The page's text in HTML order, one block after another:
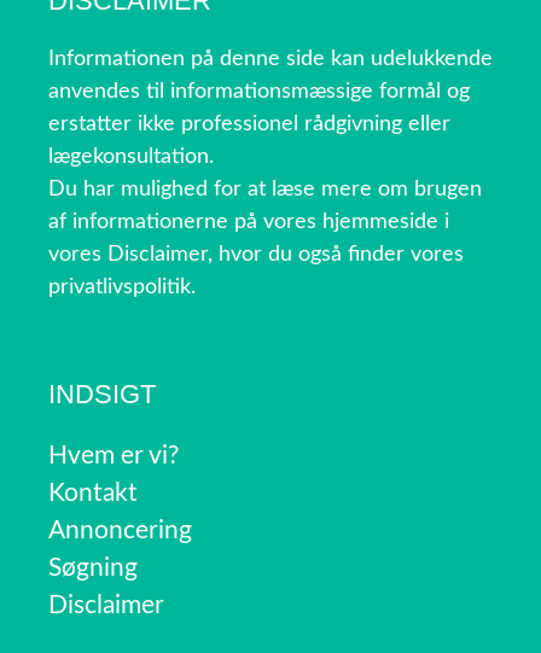
Informationen på denne side kan udelukkende
anvendes til informationsmæssige formål og
erstatter ikke professionel rådgivning eller
lægekonsultation.
Du har mulighed for at læse mere om brugen
af informationerne på vores hjemmeside i
vores Disclaimer, hvor du også finder vores
privatlivspolitik.
INDSIGT
Hvem er vi?
Kontakt
Annoncering
Søgning
Disclaimer